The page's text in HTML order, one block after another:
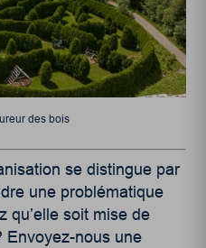
des bois
se distingue par
une problématique
qu’elle soit mise de
Envoyez-nous une